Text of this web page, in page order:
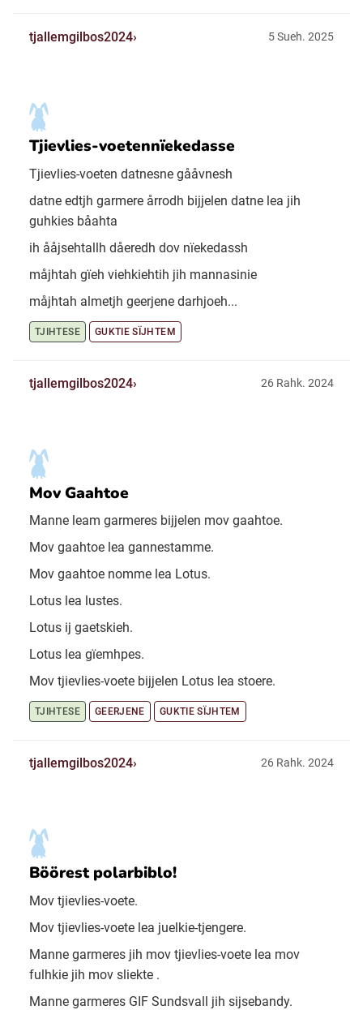
tjallemgilbos2024 5 Sueh. 2025
Tjievlies-voetennïekedasse
Tjievlies-voeten datnesne gååvnesh
datne edtjh garmere årrodh bijjelen datne lea jih
guhkies båahta
ih ååjsehtallh dåeredh dov nïekedassh
måjhtah gïeh viehkiehtih jih mannasinie
måjhtah almetjh geerjene darhjoeh...
TJIHTESE GUKTIE SÏJHTEM
tjallemgilbos2024 26 Rahk. 2024
Mov Gaahtoe
Manne leam garmeres bijjelen mov gaahtoe.
Mov gaahtoe lea gannestamme.
Mov gaahtoe nomme lea Lotus.
Lotus lea lustes.
Lotus ij gaetskieh.
Lotus lea gïemhpes.
Mov tjievlies-voete bijjelen Lotus lea stoere.
TJIHTESE GEERJENE GUKTIE SÏJHTEM
tjallemgilbos2024 26 Rahk. 2024
Böörest polarbiblo!
Mov tjievlies-voete.
Mov tjievlies-voete lea juelkie-tjengere.
Manne garmeres jih mov tjievlies-voete lea mov
fulhkie jih mov sliekte .
Manne garmeres GIF Sundsvall jih sijsebandy.